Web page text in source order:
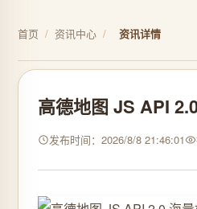
首页 / 资讯中心 / 资讯详情
高德地图 JS API
发布时间：2026/8/8 21:46:01